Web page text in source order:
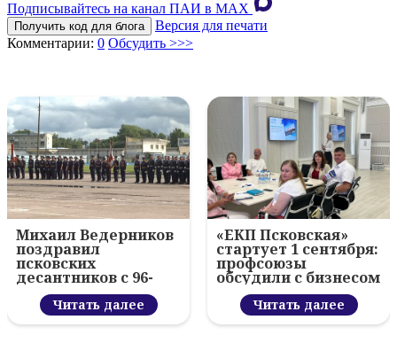
Подписывайтесь на канал ПАИ в MAХ
Получить код для блога
Версия для печати
Комментарии: 0 Обсудить >>>
Михаил Ведерников
поздравил
псковских
десантников с 96-
летием ВДВ и
вручил награды
Читать далее
«ЕКП Псковская»
стартует 1 сентября:
профсоюзы
обсудили с бизнесом
новый цифровой
проектЧитать далее